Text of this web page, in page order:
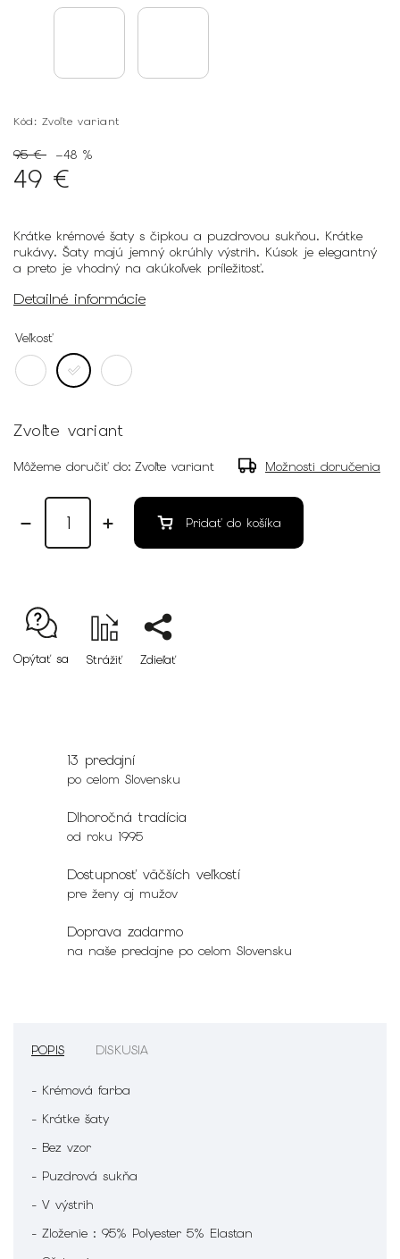
Kód: Zvoľte variant
95 € –48 %
49 €
Krátke krémové šaty s čipkou a puzdrovou sukňou. Krátke
rukávy. Šaty majú jemný okrúhly výstrih. Kúsok je elegantný
a preto je vhodný na akúkoľvek príležitosť.
Detailné informácie
Veľkosť
Zvoľte variant
Môžeme doručiť do: Zvoľte variant Možnosti doručenia
Pridať do košíka
Opýtať sa Strážiť Zdieľať
13 predajní
po celom Slovensku
Dlhoročná tradícia
od roku 1995
Dostupnosť väčších veľkostí
pre ženy aj mužov
Doprava zadarmo
na naše predajne po celom Slovensku
POPIS DISKUSIA
- Krémová farba
- Krátke šaty
- Bez vzor
- Puzdrová sukňa
- V výstrih
- Zloženie : 95% Polyester 5% Elastan